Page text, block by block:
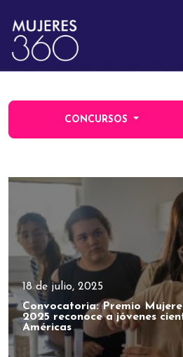
CONCURSOS
18 de julio, 2025
Convocatoria: Premio
2025 reconoce a jóvenes
Américas